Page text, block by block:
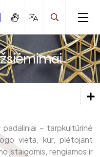
pagal Kultūros pasą
muziejuje
muziejuje
– tarpkultūrinė
vieta, kur, plėtojant
įstaigomis, rengiamos ir